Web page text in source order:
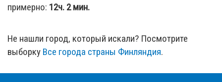
примерно: 12ч. 2 мин.
Не нашли город, который искали? Посмотрите
выборку Все города страны Финляндия.